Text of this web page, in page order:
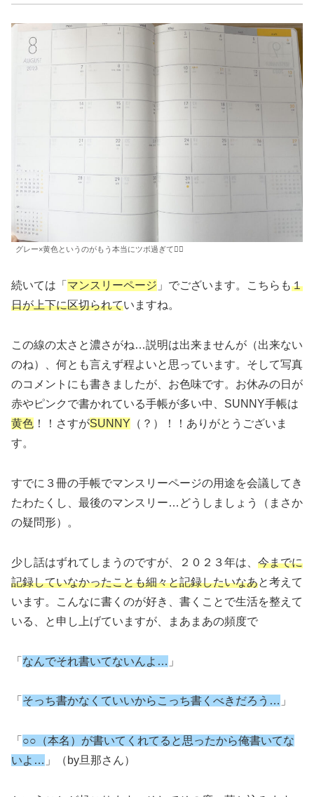
グレー×黄色というのがもう本当にツボ過ぎて🤦‍♀️
続いては「 マンスリーページ 」でございます。こちらも１
日が上下に区切られていますね。
この線の太さと濃さがね…説明は出来ませんが（出来ない
のね）、何とも言えず程よいと思っています。そして写真
のコメントにも書きましたが、お色味です。お休みの日が
赤やピンクで書かれている手帳が多い中、SUNNY手帳は
黄色 ！！さすがSUNNY （？）！！ありがとうございま
す。
すでに３冊の手帳でマンスリーページの用途を会議してき
たわたくし、最後のマンスリー…どうしましょう（まさか
の疑問形）。
少し話はずれてしまうのですが、２０２３年は、 今までに
記録していなかったことも細々と記録したいなあと考えて
います。こんなに書くのが好き、書くことで生活を整えて
いる、と申し上げていますが、まあまあの頻度で
「 なんでそれ書いてないんよ… 」
「 そっち書かなくていいからこっち書くべきだろう… 」
「 ○○（本名）が書いてくれてると思ったから俺書いてな
いよ… 」（by旦那さん）